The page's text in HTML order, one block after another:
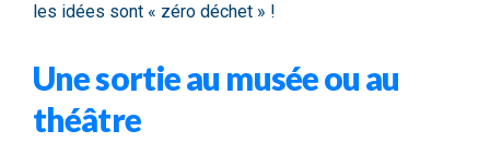
les idées sont « zéro déchet » !
Une sortie au musée ou au
théâtre